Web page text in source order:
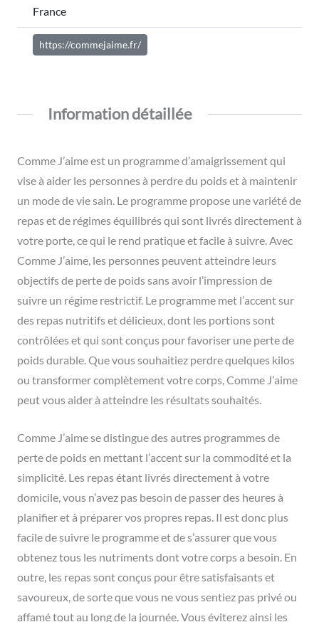
France
https://commejaime.fr/
Information détaillée
Comme J’aime est un programme d’amaigrissement qui
vise à aider les personnes à perdre du poids et à maintenir
un mode de vie sain. Le programme propose une variété de
repas et de régimes équilibrés qui sont livrés directement à
votre porte, ce qui le rend pratique et facile à suivre. Avec
Comme J’aime, les personnes peuvent atteindre leurs
objectifs de perte de poids sans avoir l’impression de
suivre un régime restrictif. Le programme met l’accent sur
des repas nutritifs et délicieux, dont les portions sont
contrôlées et qui sont conçus pour favoriser une perte de
poids durable. Que vous souhaitiez perdre quelques kilos
ou transformer complètement votre corps, Comme J’aime
peut vous aider à atteindre les résultats souhaités.
Comme J’aime se distingue des autres programmes de
perte de poids en mettant l’accent sur la commodité et la
simplicité. Les repas étant livrés directement à votre
domicile, vous n’avez pas besoin de passer des heures à
planifier et à préparer vos propres repas. Il est donc plus
facile de suivre le programme et de s’assurer que vous
obtenez tous les nutriments dont votre corps a besoin. En
outre, les repas sont conçus pour être satisfaisants et
savoureux, de sorte que vous ne vous sentiez pas privé ou
affamé tout au long de la journée. Vous éviterez ainsi les